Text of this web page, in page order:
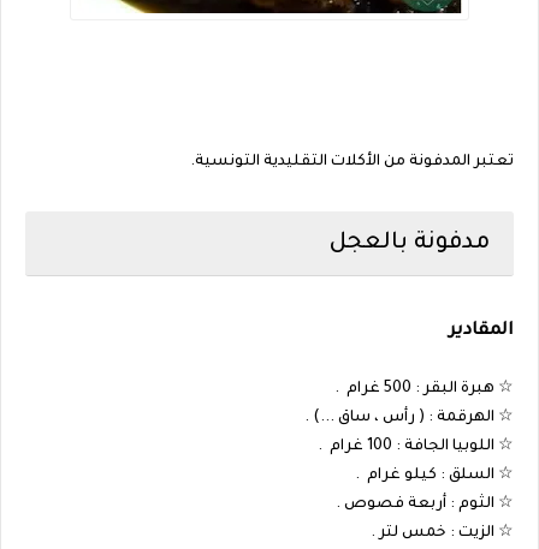
تعتبر المدفونة من الأكلات التقليدية التونسية.
مدفونة بالعجل
المقادير
☆ هبرة البقر : 500 غرام .
☆ الهرقمة : ( رأس ، ساق ...) .
☆ اللوبيا الجافة : 100 غرام .
☆ السلق : كيلو غرام .
☆ الثوم : أربعة فصوص .
☆ الزيت : خمس لتر .